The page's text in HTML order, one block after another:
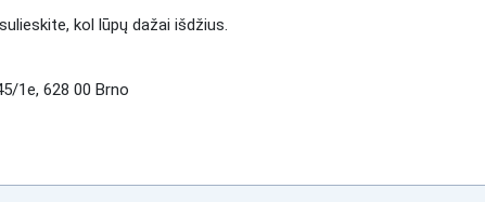
kol lūpų dažai išdžius.
1e, 628 00 Brno